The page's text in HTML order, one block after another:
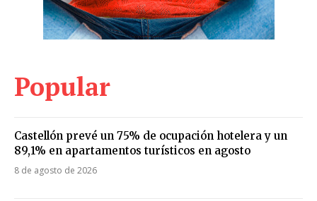
Popular
Castellón prevé un 75% de ocupación hotelera y un
89,1% en apartamentos turísticos en agosto
8 de agosto de 2026